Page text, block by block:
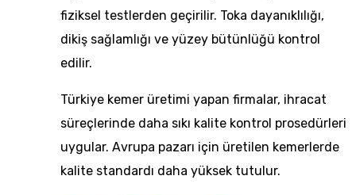
fiziksel testlerden geçirilir. Toka dayanıklılığı,
dikiş sağlamlığı ve yüzey bütünlüğü kontrol
edilir.
Türkiye kemer üretimi yapan firmalar, ihracat
süreçlerinde daha sıkı kalite kontrol prosedürleri
uygular. Avrupa pazarı için üretilen kemerlerde
kalite standardı daha yüksek tutulur.